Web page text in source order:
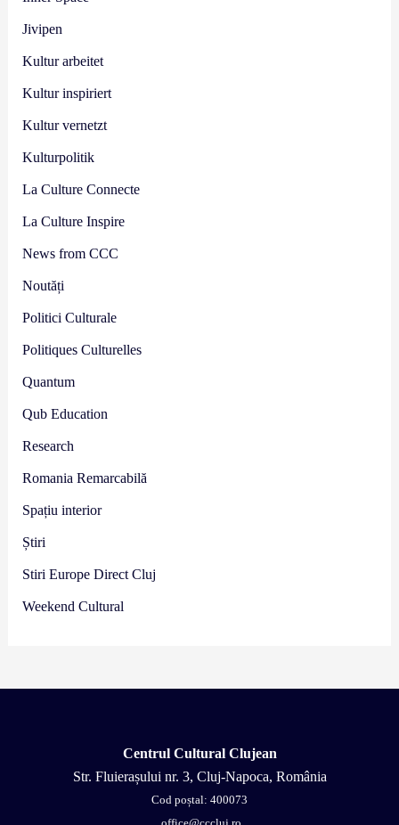
Jivipen
Kultur arbeitet
Kultur inspiriert
Kultur vernetzt
Kulturpolitik
La Culture Connecte
La Culture Inspire
News from CCC
Noutăți
Politici Culturale
Politiques Culturelles
Quantum
Qub Education
Research
Romania Remarcabilă
Spațiu interior
Știri
Stiri Europe Direct Cluj
Weekend Cultural
Centrul Cultural Clujean
Str. Fluierașului nr. 3, Cluj-Napoca, România
Cod poștal: 400073